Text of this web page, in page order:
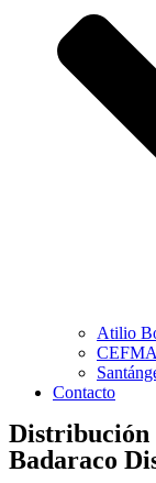
Atilio
Contacto
Distribución
Badaraco